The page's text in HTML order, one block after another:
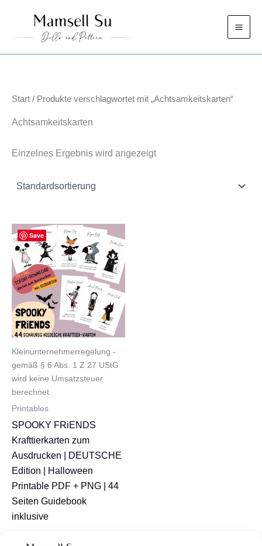
springen
Start / Produkte verschlagwortet mit „Achtsamkeitskarten“
Achtsamkeitskarten
Einzelnes Ergebnis wird angezeigt
Kleinunternehmerregelung -
gemäß § 6 Abs. 1 Z 27 UStG
wird keine Umsatzsteuer
berechnet.
Printables
SPOOKY FRiENDS
Krafttierkarten zum
Ausdrucken | DEUTSCHE
Edition | Halloween
Printable PDF + PNG | 44
Seiten Guidebook
inklusive
Save